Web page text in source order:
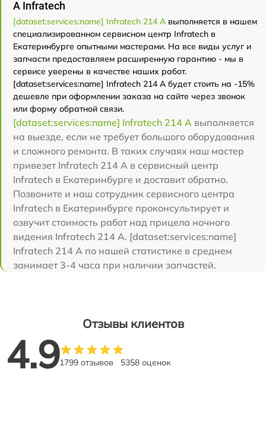
А Infratech
[dataset:services:name] Infratech 214 А выполняется в нашем
специализированном сервисном центр Infratech в
Екатеринбурге опытными мастерами. На все виды услуг и
запчасти предоставляем расширенную гарантию - мы в
сервисе уверены в качестве наших работ.
[dataset:services:name] Infratech 214 А будет стоить на -15%
дешевле при оформлении заказа на сайте через звонок
или форму обратной связи.
[dataset:services:name] Infratech 214 А выполняется
на выезде, если не требует большого оборудования
и сложного ремонта. В таких случаях наш мастер
привезет Infratech 214 А в сервисный центр
Infratech в Екатеринбурге и доставит обратно.
Позвоните и наш сотрудник сервисного центра
Infratech в Екатеринбурге проконсультирует и
озвучит стоимость работ над прицела ночного
видения Infratech 214 А. [dataset:services:name]
Infratech 214 А по нашей статистике в среднем
занимает 3-4 часа при наличии запчастей.
Отзывы клиентов
4.91799 отзывов 5358 оценок